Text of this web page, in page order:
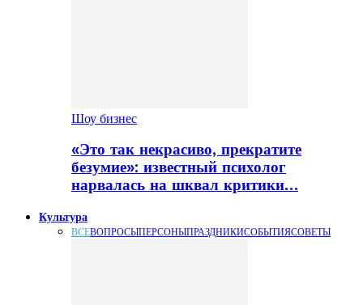
Шоу бизнес
«Это так некрасиво, прекратите
безумие»: известный психолог
нарвалась на шквал критики…
Культура
ВСЕВОПРОСЫПЕРСОНЫПРАЗДНИКИСОБЫТИЯСОВЕТЫ